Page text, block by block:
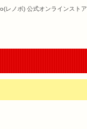
レノボ) 公式オンラインストア